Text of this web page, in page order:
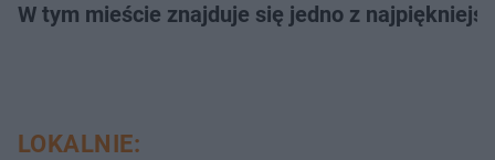
W tym mieście znajduje się jedno z
LOKALNIE: